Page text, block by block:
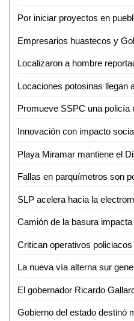
Por iniciar proyectos en
Localizaron a hombre
Locaciones potosinas llegan
Promueve SSPC una
Critican operativos